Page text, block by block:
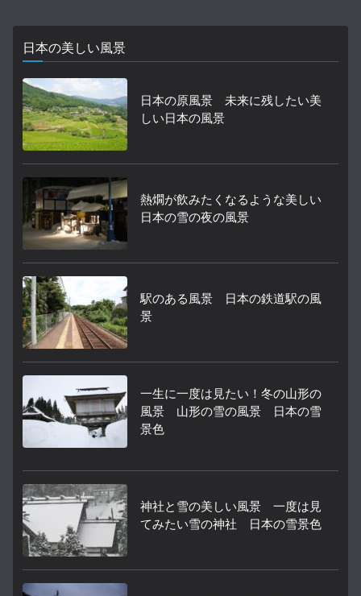
日本の美しい風景
日本の原風景 未来に残したい美
しい日本の風景
熱燗が飲みたくなるような美しい
日本の雪の夜の風景
駅のある風景 日本の鉄道駅の風
景
一生に一度は見たい！冬の山形の
風景 山形の雪の風景 日本の雪
景色
神社と雪の美しい風景 一度は見
てみたい雪の神社 日本の雪景色